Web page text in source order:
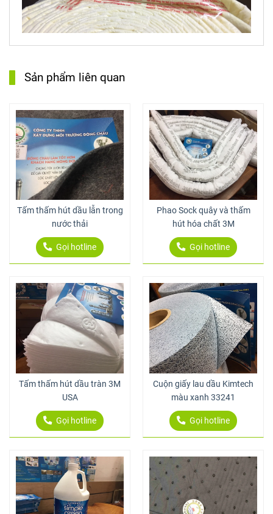
Sản phẩm liên quan
Tấm thấm hút dầu lẫn trong
nước thải
Gọi hotline
Phao Sock quây và thấm
hút hóa chất 3M
Gọi hotline
Tấm thấm hút dầu tràn 3M
USA
Gọi hotline
Cuộn giấy lau dầu Kimtech
màu xanh 33241
Gọi hotline